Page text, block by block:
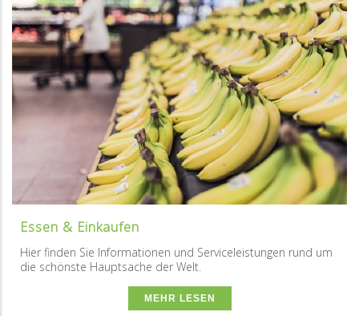
Essen & Einkaufen
Hier finden Sie Informationen und Serviceleistungen rund um
die schönste Hauptsache der Welt.
MEHR LESEN